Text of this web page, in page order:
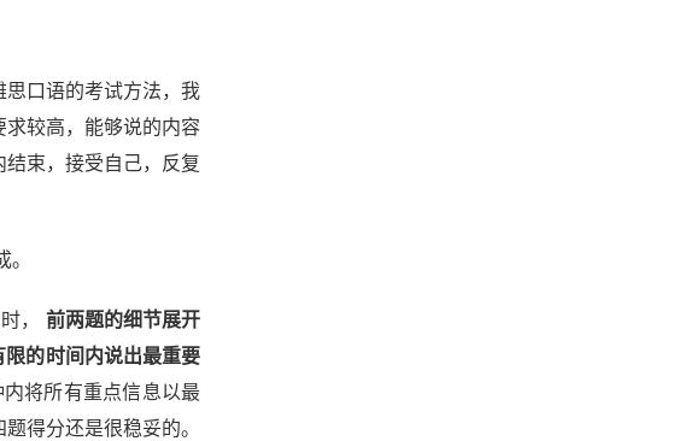
思口语的考试方法，我
较高，能够说的内容
束，接受自己，反复
， 前两题的细节展开
限的时间内说出最重要
将所有重点信息以最
得分还是很稳妥的。